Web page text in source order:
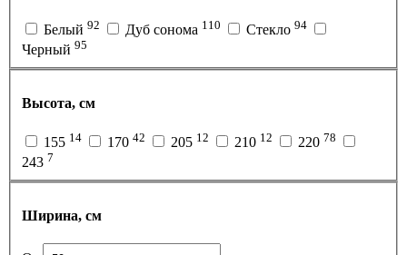
Белый 92 Дуб сонома 110 Стекло 94
Черный 95
Высота, см
155 14 170 42 205 12 210 12 220 78
243 7
Ширина, см